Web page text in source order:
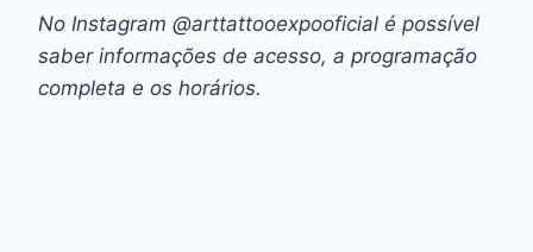
No Instagram @arttattooexpooficial é possível
saber informações de acesso, a programação
completa e os horários.